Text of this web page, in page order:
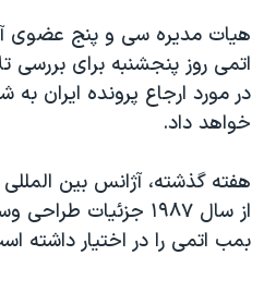
چهل سال گروگان‌گیری
قانون شفافیت دارائی کادر رهبری
اعتراضات مردمی آبان ۹۸
نرگس محمدی برنده جایزه نوبل
همایش محافظه‌کاران آمریکا
هيات مديره سی و پنج عضوی
اتمی روز پنجشنبه برای بررسی
در مورد ارجاع پرونده ایران
خواهد داد.
هفته گذشته، آژانس بين المللی
از سال ۱۹۸۷ جزئيات
بمب اتمی را در اختيار داشته